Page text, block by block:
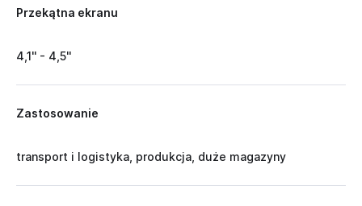
Przekątna ekranu
4,1'' - 4,5''
Zastosowanie
transport i logistyka, produkcja, duże magazyny